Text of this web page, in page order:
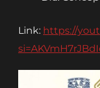
Link: https://